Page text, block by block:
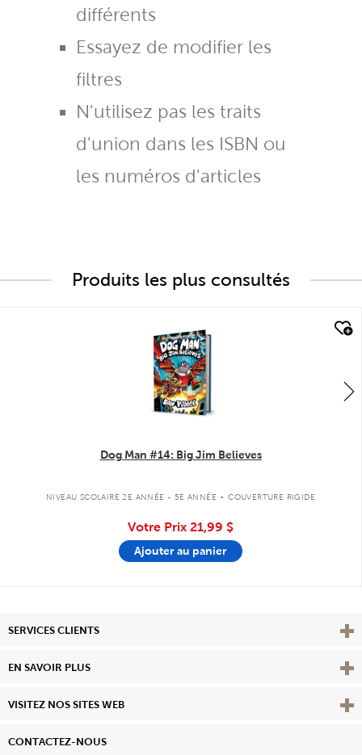
différents
Essayez de modifier les
filtres
N'utilisez pas les traits
d'union dans les ISBN ou
les numéros d'articles
Produits les plus consultés
Dog Man #14: Big Jim Believes
NIVEAU SCOLAIRE 2E ANNÉE - 5E ANNÉE . COUVERTURE RIGIDE
Votre Prix 21,99 $
Ajouter au panier
SERVICES CLIENTS
EN SAVOIR PLUS View
VISITEZ NOS SITES WEB
CONTACTEZ-NOUS